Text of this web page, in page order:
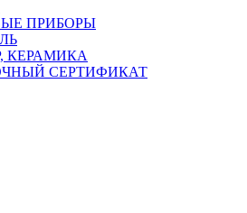
ПРИБОРЫ
КЕРАМИКА
СЕРТИФИКАТ